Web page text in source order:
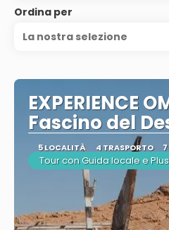
Ordina per
La nostra selezione
EXPERIENCE
Fascino del
5 LOCALITÀ 4 TRASPORTO
Tour con Guida locale e Plus